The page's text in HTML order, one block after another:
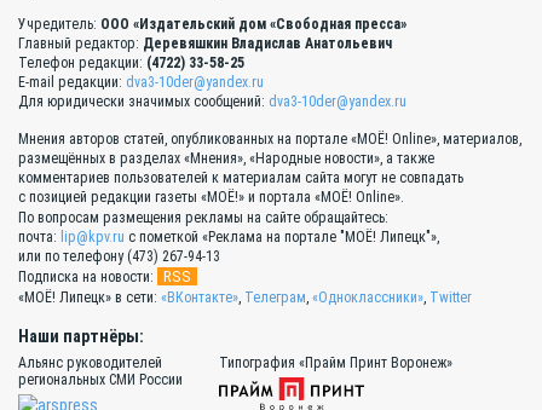
Учредитель: ООО «Издательский дом «Свободная пресса»
Главный редактор: Деревяшкин Владислав Анатольевич
Телефон редакции: (4722) 33-58-25
E-mail редакции: dva3-10der@yandex.ru
Для юридически значимых сообщений: dva3-10der@yandex.ru
Мнения авторов статей, опубликованных на портале «МОЁ! Online», материалов,
размещённых в разделах «Мнения», «Народные новости», а также
комментариев пользователей к материалам сайта могут не совпадать
с позицией редакции газеты «МОЁ!» и портала «МОЁ! Online».
По вопросам размещения рекламы на сайте обращайтесь:
почта: lip@kpv.ru с пометкой «Реклама на портале "МОЁ! Липецк"»,
или по телефону (473) 267-94-13
Подписка на новости:
RSS
«МОЁ! Липецк» в сети: «ВКонтакте» Телеграм «Одноклассники» Twitter
Наши партнёры:
Альянс руководителей
региональных СМИ России
Типография «Прайм Принт Воронеж»